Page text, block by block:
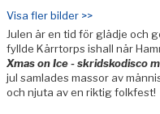
Visa fler bilder >>
Julen är en tid för glädje och
fyllde Kärrtorps ishall när
Xmas on Ice - skridskodisco
jul samlades massor av
och njuta av en riktig folkfest!